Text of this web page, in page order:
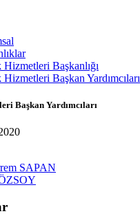
Hizmetleri Başkanlığı
Hizmetleri Başkan Yardımcıları
Başkan Yardımcıları
SAPAN